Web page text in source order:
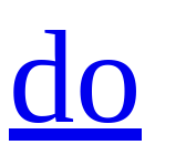
do